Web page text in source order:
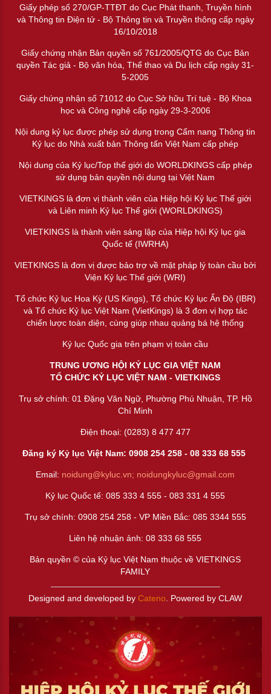
Giấy phép số 270/GP-TTĐT do Cục Phát thanh, Truyền hình
và Thông tin Điện tử - Bộ Thông tin và Truyền thông cấp ngày
16/10/2018
Giấy chứng nhận Bản quyền số 761/2005/QTG do Cục Bản
quyền Tác giả - Bộ văn hóa, Thể thao và Du lịch cấp ngày 31-
5-2005
Giấy chứng nhận số 71012 do Cục Sở hữu Trí tuệ - Bộ Khoa
học và Công nghệ cấp ngày 29-3-2006
Nội dung kỷ lục được phép sử dụng trong Cẩm nang Thông tin
Kỷ lục do Nhà xuất bản Thông tấn Việt Nam cấp phép
Nội dung của Kỷ lục/Top thế giới do WORLDKINGS cấp phép
sử dụng bản quyền nội dung tại Việt Nam
VIETKINGS là đơn vị thành viên của Hiệp hội Kỷ lục Thế giới
và Liên minh Kỷ lục Thế giới (WORLDKINGS)
VIETKINGS là thành viên sáng lập của Hiệp hội Kỷ lục gia
Quốc tế (IWRHA)
VIETKINGS là đơn vị được bảo trợ về mặt pháp lý toàn cầu bởi
Viện Kỷ lục Thế giới (WRI)
Tổ chức Kỷ lục Hoa Kỳ (US Kings), Tổ chức Kỷ lục Ấn Độ (IBR)
và Tổ chức Kỷ lục Việt Nam (VietKings) là 3 đơn vị hợp tác
chiến lược toàn diện, cùng giúp nhau quảng bá hệ thống
Kỷ lục Quốc gia trên phạm vị toàn cầu
TRUNG ƯƠNG HỘI KỶ LỤC GIA VIỆT NAM
TỔ CHỨC KỶ LỤC VIỆT NAM - VIETKINGS
Trụ sở chính: 01 Đặng Văn Ngữ, Phường Phú Nhuận, TP. Hồ
Chí Minh
Điện thoại: (0283) 8 477 477
Đăng ký Kỷ lục Việt Nam: 0908 254 258 -08 333 68 555
Email: noidung@kyluc.vn; noidungkyluc@gmail.com
Kỷ lục Quốc tế: 085 333 4 555 - 083 331 4 555
Trụ sở chính: 0908 254 258 - VP Miền Bắc: 085 3344 555
Liên hệ nhuận ảnh:08 333 68 555
Bản quyền © của Kỷ lục Việt Nam thuộc về VIETKINGS
FAMILY
Designed and developed byCateno . Powered by CLAW